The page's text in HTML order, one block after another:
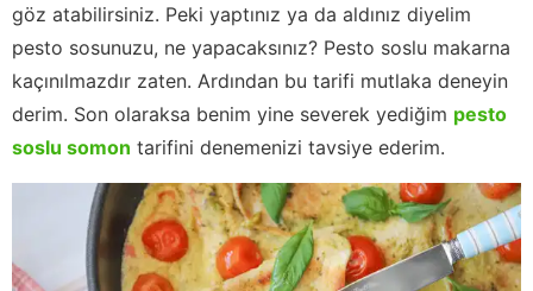
göz atabilirsiniz. Peki yaptınız ya da aldınız diyelim
pesto sosunuzu, ne yapacaksınız? Pesto soslu makarna
kaçınılmazdır zaten. Ardından bu tarifi mutlaka deneyin
derim. Son olaraksa benim yine severek yediğim pesto
soslu somon tarifini denemenizi tavsiye ederim.